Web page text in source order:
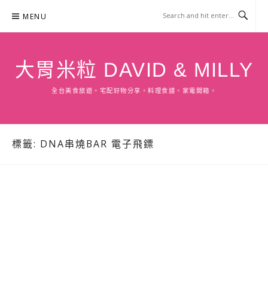
content
MENU
大胃米粒 DAVID & MILLY
全台美食旅遊。宅配好物分享。料理食譜。家電開箱。
標籤: DNA串燒BAR 電子飛鏢